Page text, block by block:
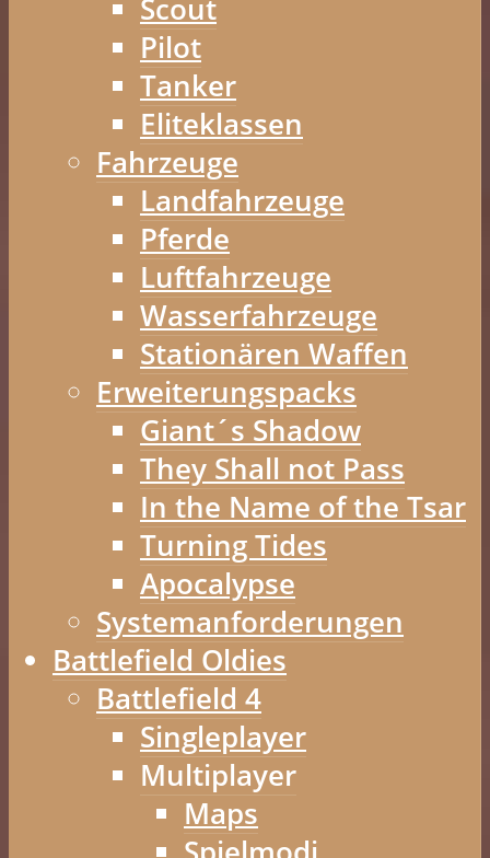
Scout
Pilot
Tanker
Eliteklassen
Fahrzeuge
Landfahrzeuge
Pferde
Luftfahrzeuge
Wasserfahrzeuge
Stationären Waffen
Erweiterungspacks
Giant´s Shadow
They Shall not Pass
In the Name of the Tsar
Turning Tides
Apocalypse
Systemanforderungen
Battlefield Oldies
Battlefield 4
Singleplayer
Multiplayer
Maps